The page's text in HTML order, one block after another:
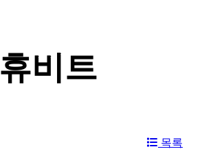
휴비트
목록